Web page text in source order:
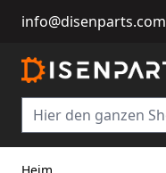
info@disenparts.com